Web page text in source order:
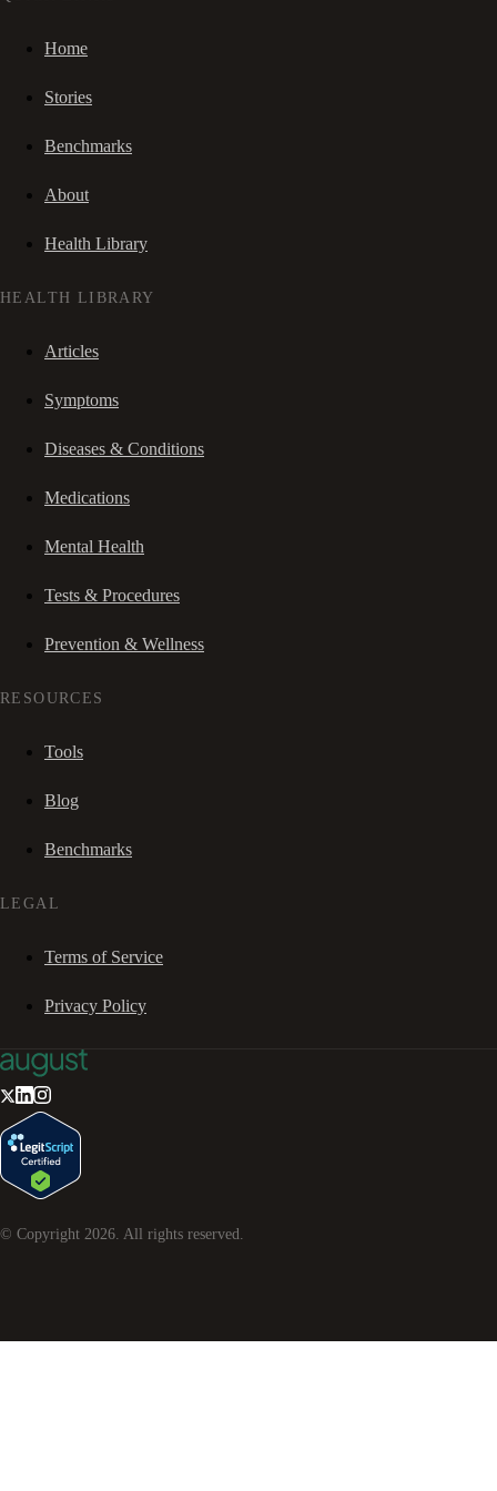
Home
Stories
Benchmarks
About
Health Library
HEALTH LIBRARY
Articles
Symptoms
Diseases & Conditions
Medications
Mental Health
Tests & Procedures
Prevention & Wellness
RESOURCES
Tools
Blog
Benchmarks
LEGAL
Terms of Service
Privacy Policy
© Copyright 2026 . All rights reserved.